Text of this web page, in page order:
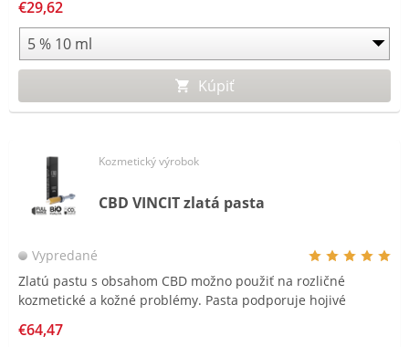
€29,62
Kúpiť
Kozmetický výrobok
CBD VINCIT zlatá pasta
Vypredané
Zlatú pastu s obsahom CBD možno použiť na rozličné
kozmetické a kožné problémy. Pasta podporuje hojivé
€64,47